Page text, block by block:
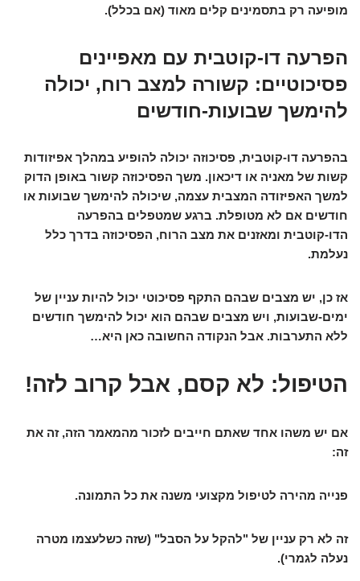
מופיעה רק בתסמינים קלים מאוד (אם בכלל).
הפרעה דו-קוטבית עם מאפיינים
פסיכוטיים: קשורה למצב רוח, יכולה
להימשך שבועות-חודשים
בהפרעה דו-קוטבית, פסיכוזה יכולה להופיע במהלך אפיזודות
קשות של מאניה או דיכאון. משך הפסיכוזה קשור באופן הדוק
למשך האפיזודה המצבית עצמה, שיכולה להימשך שבועות או
חודשים אם לא מטופלת. ברגע שמטפלים בהפרעה
הדו-קוטבית ומאזנים את מצב הרוח, הפסיכוזה בדרך כלל
נעלמת.
אז כן, יש מצבים שבהם התקף פסיכוטי יכול להיות עניין של
ימים-שבועות, ויש מצבים שבהם הוא יכול להימשך חודשים
ללא התערבות. אבל הנקודה החשובה כאן היא…
הטיפול: לא קסם, אבל קרוב לזה!
אם יש משהו אחד שאתם חייבים לזכור מהמאמר הזה, זה את
זה:
פנייה מהירה לטיפול מקצועי משנה את כל התמונה.
זה לא רק עניין של "להקל על הסבל" (שזה כשלעצמו מטרה
נעלה לגמרי).